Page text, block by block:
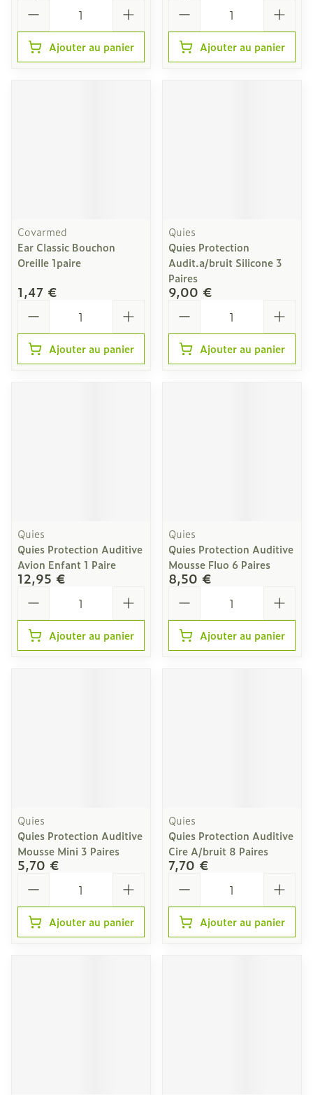
Ajouter au panier Ajouter au panier
Covarmed
Ear Classic Bouchon
Oreille 1paire
1,47 €
Ajouter au panier
Quies
Quies Protection
Audit.a/bruit Silicone 3
Paires
9,00 €
Ajouter au panier
Quies
Quies Protection Auditive
Avion Enfant 1 Paire
12,95 €
Ajouter au panier
Quies
Quies Protection Auditive
Mousse Fluo 6 Paires
8,50 €
Ajouter au panier
Quies
Quies Protection Auditive
Mousse Mini 3 Paires
5,70 €
Ajouter au panier
Quies
Quies Protection Auditive
Cire A/bruit 8 Paires
7,70 €
Ajouter au panier